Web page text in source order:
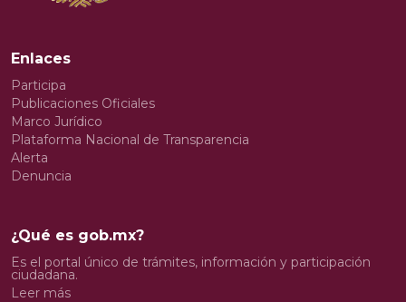
Enlaces
Participa
Publicaciones Oficiales
Marco Jurídico
Plataforma Nacional de Transparencia
Alerta
Denuncia
¿Qué es gob.mx?
Es el portal único de trámites, información y participación
ciudadana.
Leer más